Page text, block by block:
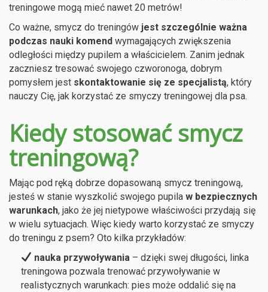
treningowe mogą mieć nawet 20 metrów!
Co ważne, smycz do treningów jest szczególnie ważna
podczas nauki komend wymagających zwiększenia
odległości między pupilem a właścicielem. Zanim jednak
zaczniesz tresować swojego czworonoga, dobrym
pomysłem jest skontaktowanie się ze specjalistą, który
nauczy Cię, jak korzystać ze smyczy treningowej dla psa.
Kiedy stosować smycz
treningową?
Mając pod ręką dobrze dopasowaną smycz treningową,
jesteś w stanie wyszkolić swojego pupila w bezpiecznych
warunkach, jako że jej nietypowe właściwości przydają się
w wielu sytuacjach. Więc kiedy warto korzystać ze smyczy
do treningu z psem? Oto kilka przykładów:
nauka przywoływania – dzięki swej długości, linka
treningowa pozwala trenować przywoływanie w
realistycznych warunkach: pies może oddalić się na